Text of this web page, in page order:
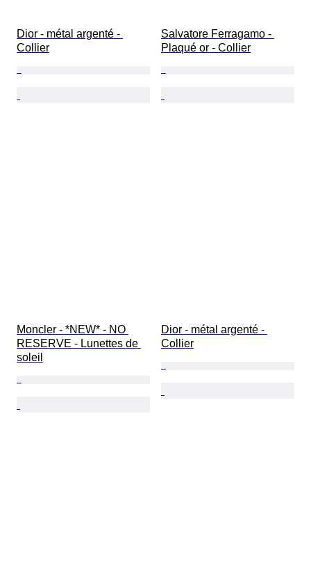
Dior - métal argenté -
Collier
Salvatore Ferragamo -
Plaqué or - Collier
Moncler - *NEW* - NO
RESERVE - Lunettes de
soleil
Dior - métal argenté -
Collier